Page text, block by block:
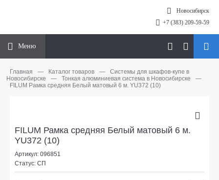
Новосибирск
+7 (383) 209-59-59
Меню
Главная — Каталог товаров —
Системы для шкафов-купе в
Новосибирске
— Тонкая алюминиевая система в Новосибирске
—
FILUM Рамка средняя Белый матовый 6 м. YU372 (10)
FILUM Рамка средняя Белый матовый 6 м.
YU372 (10)
Артикул: 096851
Статус: СП